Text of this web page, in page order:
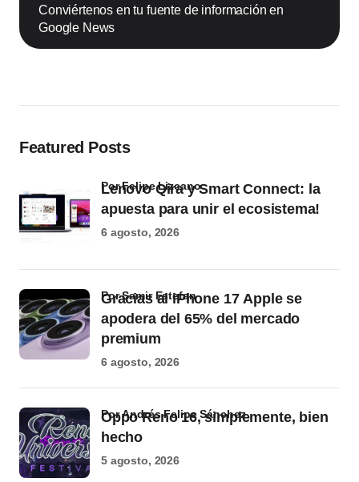
Conviértenos en tu fuente de información en
Google News
Featured Posts
Lenovo Qira y Smart Connect: la
apuesta para unir el ecosistema!
por Felipe Lizcano
6 agosto, 2026
Gracias al iPhone 17 Apple se
apodera del 65% del mercado
premium
por Samir Estefan
6 agosto, 2026
Oppo Reno 16, simplemente, bien
hecho
por Andrés Felipe Sánchez
5 agosto, 2026